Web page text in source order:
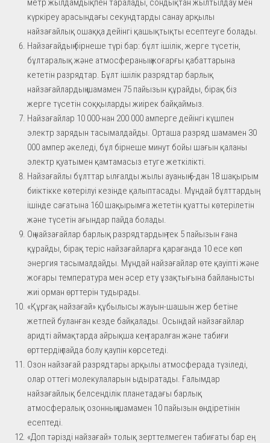
метр жылдамдықпен таралады, сондықтан жылтылдау мен
күркіреу арасындағы секундтарды санау арқылы
найзағайлық ошаққа дейінгі қашықтықты есептеуге болады.
Найзағайдың бірнеше түрі бар: бұлт ішілік, жерге түсетін,
бұлтаралық және атмосфераның жоғарғы қабаттарына
кететін разрядтар. Бұлт ішілік разрядтар барлық
найзағайлардың шамамен 75 пайызын құрайды, бірақ біз
жерге түсетін соққыларды жиірек байқаймыз.
Найзағайлар 10 000-нан 200 000 амперге дейінгі күшпен
электр зарядын тасымалдайды. Орташа разряд шамамен 30
000 ампер әкеледі, бұл бірнеше минут бойы шағын қаланы
электр қуатымен қамтамасыз етуге жеткілікті.
Найзағайлы бұлттар ылғалды жылы ауаның 6-дан 18 шақырым
биіктікке көтерілуі кезінде қалыптасады. Мұндай бұлттардың
ішінде сағатына 160 шақырымға жететін қуатты көтерілетін
және түсетін ағындар пайда болады.
Оң найзағайлар барлық разрядтардың тек 5 пайызын ғана
құрайды, бірақ теріс найзағайларға қарағанда 10 есе көп
энергия тасымалдайды. Мұндай найзағайлар өте қауіпті және
жоғары температура мен әсер ету ұзақтығына байланысты
жиі орман өрттерін тудырады.
«Құрғақ найзағай» құбылысы жауын-шашын жер бетіне
жетпей буланған кезде байқалады. Осындай найзағайлар
аридті аймақтарда айрықша кең таралған және табиғи
өрттердің пайда болу қаупін көрсетеді.
Озон найзағай разрядтары арқылы атмосферада түзіледі,
олар оттегі молекулаларын ыдыратады. Ғалымдар
найзағайлық белсенділік планетадағы барлық
атмосфералық озонның шамамен 10 пайызын өндіретінін
есептеді.
«Доп тәрізді найзағай» толық зерттелмеген табиғаты бар ең